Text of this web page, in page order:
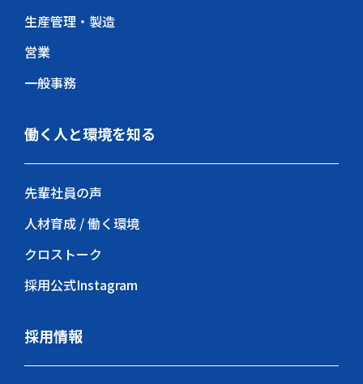
生産管理・製造
営業
一般事務
働く人と環境を知る
先輩社員の声
人材育成 / 働く環境
クロストーク
採用公式Instagram
採用情報